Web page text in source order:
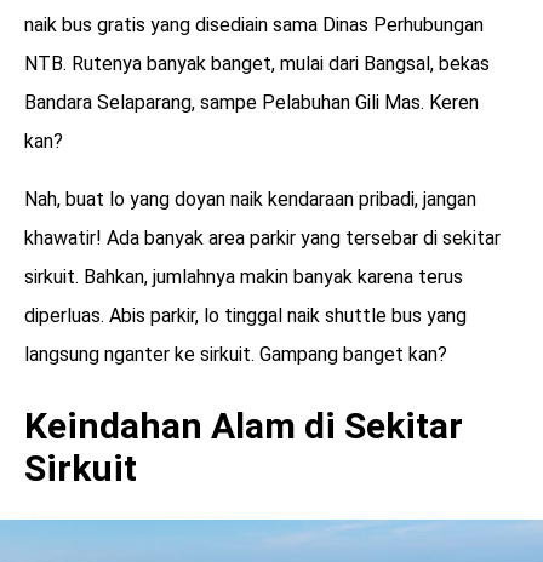
naik bus gratis yang disediain sama Dinas Perhubungan
NTB. Rutenya banyak banget, mulai dari Bangsal, bekas
Bandara Selaparang, sampe Pelabuhan Gili Mas. Keren
kan?
Nah, buat lo yang doyan naik kendaraan pribadi, jangan
khawatir! Ada banyak area parkir yang tersebar di sekitar
sirkuit. Bahkan, jumlahnya makin banyak karena terus
diperluas. Abis parkir, lo tinggal naik shuttle bus yang
langsung nganter ke sirkuit. Gampang banget kan?
Keindahan Alam di Sekitar
Sirkuit